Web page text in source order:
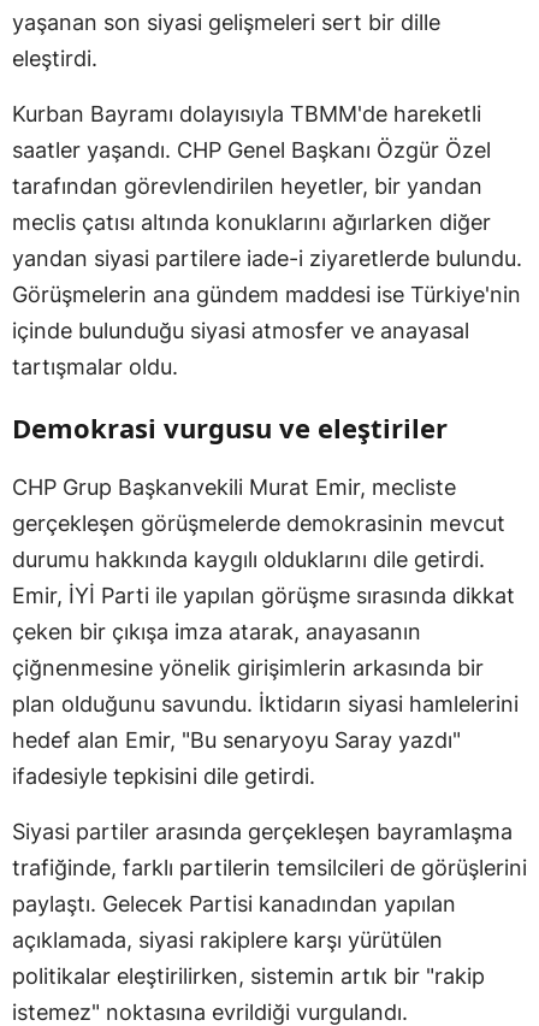
yaşanan son siyasi gelişmeleri sert bir dille
eleştirdi.
Kurban Bayramı dolayısıyla TBMM'de hareketli
saatler yaşandı. CHP Genel Başkanı Özgür Özel
tarafından görevlendirilen heyetler, bir yandan
meclis çatısı altında konuklarını ağırlarken diğer
yandan siyasi partilere iade-i ziyaretlerde bulundu.
Görüşmelerin ana gündem maddesi ise Türkiye'nin
içinde bulunduğu siyasi atmosfer ve anayasal
tartışmalar oldu.
Demokrasi vurgusu ve eleştiriler
CHP Grup Başkanvekili Murat Emir, mecliste
gerçekleşen görüşmelerde demokrasinin mevcut
durumu hakkında kaygılı olduklarını dile getirdi.
Emir, İYİ Parti ile yapılan görüşme sırasında dikkat
çeken bir çıkışa imza atarak, anayasanın
çiğnenmesine yönelik girişimlerin arkasında bir
plan olduğunu savundu. İktidarın siyasi hamlelerini
hedef alan Emir, "Bu senaryoyu Saray yazdı"
ifadesiyle tepkisini dile getirdi.
Siyasi partiler arasında gerçekleşen bayramlaşma
trafiğinde, farklı partilerin temsilcileri de görüşlerini
paylaştı. Gelecek Partisi kanadından yapılan
açıklamada, siyasi rakiplere karşı yürütülen
politikalar eleştirilirken, sistemin artık bir "rakip
istemez" noktasına evrildiği vurgulandı.